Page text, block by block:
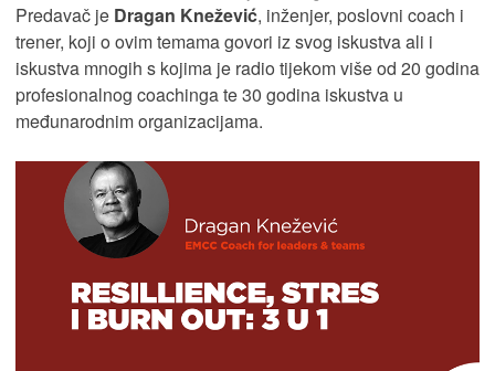
Predavač je Dragan Knežević, inženjer, poslovni coach i
trener, koji o ovim temama govori iz svog iskustva ali i
iskustva mnogih s kojima je radio tijekom više od 20 godina
profesionalnog coachinga te 30 godina iskustva u
međunarodnim organizacijama.